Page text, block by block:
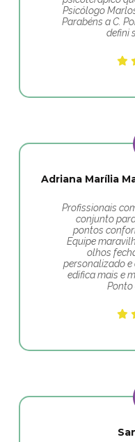
Psicólogo
Parabéns a C.
defini
Adriana Marília
Profissionais
conjunto
pontos
Equipe
olhos
personalizado e
edifica mais e
Ponto